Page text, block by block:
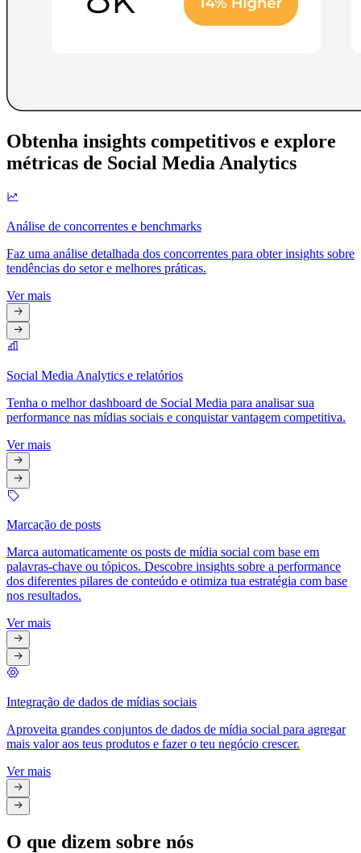
Obtenha insights competitivos e explore
métricas de Social Media Analytics
Análise de concorrentes e benchmarks
Faz uma análise detalhada dos concorrentes para obter insights sobre
tendências do setor e melhores práticas.
Ver mais
Social Media Analytics e relatórios
Tenha o melhor dashboard de Social Media para analisar sua
performance nas mídias sociais e conquistar vantagem competitiva.
Ver mais
Marcação de posts
Marca automaticamente os posts de mídia social com base em
palavras-chave ou tópicos. Descobre insights sobre a performance
dos diferentes pilares de conteúdo e otimiza tua estratégia com base
nos resultados.
Ver mais
Integração de dados de mídias sociais
Aproveita grandes conjuntos de dados de mídia social para agregar
mais valor aos teus produtos e fazer o teu negócio crescer.
Ver mais
O que dizem sobre nós